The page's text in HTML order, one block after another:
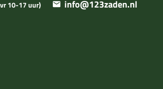
10-17 uur) info@123zaden.nl